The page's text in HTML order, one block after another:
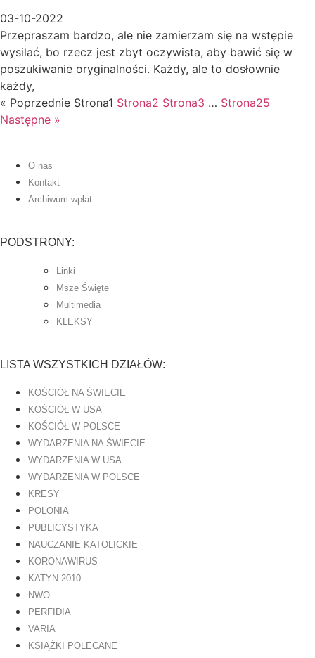
03-10-2022
Przepraszam bardzo, ale nie zamierzam się na wstępie
wysilać, bo rzecz jest zbyt oczywista, aby bawić się w
poszukiwanie oryginalności. Każdy, ale to dosłownie
każdy,
« Poprzednie Strona1 Strona2 Strona3 … Strona25
Następne »
O nas
Kontakt
Archiwum wpłat
PODSTRONY:
Linki
Msze Święte
Multimedia
KLEKSY
LISTA WSZYSTKICH DZIAŁÓW:
KOŚCIÓŁ NA ŚWIECIE
KOŚCIÓŁ W USA
KOŚCIÓŁ W POLSCE
WYDARZENIA NA ŚWIECIE
WYDARZENIA W USA
WYDARZENIA W POLSCE
KRESY
POLONIA
PUBLICYSTYKA
NAUCZANIE KATOLICKIE
KORONAWIRUS
KATYN 2010
NWO
PERFIDIA
VARIA
KSIĄŻKI POLECANE